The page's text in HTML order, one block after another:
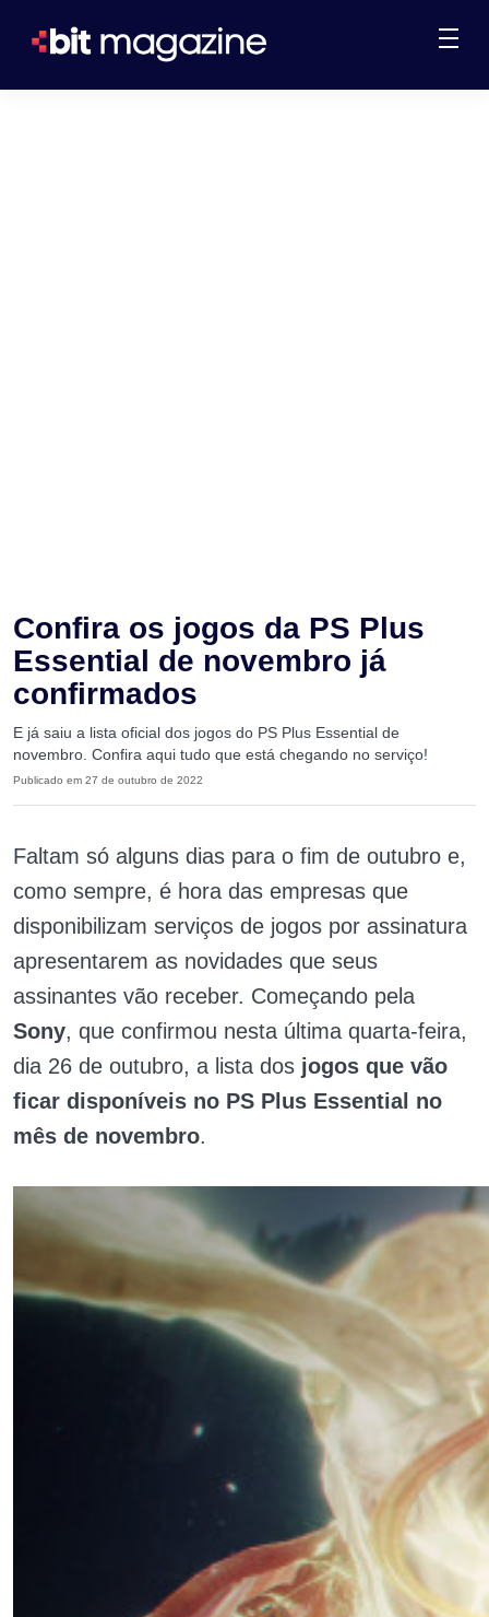
Confira os jogos da PS Plus
Essential de novembro já
confirmados
E já saiu a lista oficial dos jogos do PS Plus Essential de
novembro. Confira aqui tudo que está chegando no serviço!
Publicado em 27 de outubro de 2022
Faltam só alguns dias para o fim de outubro e,
como sempre, é hora das empresas que
disponibilizam serviços de jogos por assinatura
apresentarem as novidades que seus
assinantes vão receber. Começando pela
Sony, que confirmou nesta última quarta-feira,
dia 26 de outubro, a lista dos jogos que vão
ficar disponíveis no PS Plus Essential no
mês de novembro.